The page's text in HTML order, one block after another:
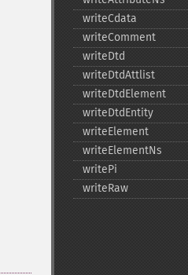
writeCdata
writeComment
writeDtd
writeDtdAttlist
writeDtdElement
writeDtdEntity
writeElement
writeElementNs
writePi
writeRaw